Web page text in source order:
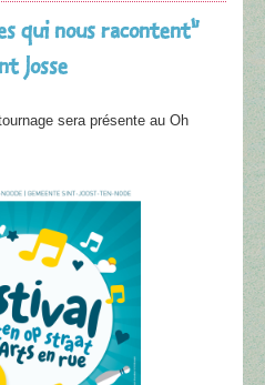
qui nous racontent"
Josse
sera présente au Oh